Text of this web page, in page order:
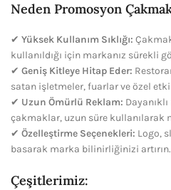
Neden Promosyon
✔ Yüksek Kullanım Sıklığı:
kullanıldığı için markanız sürekli
✔ Geniş Kitleye Hitap Eder:
satan işletmeler, fuarlar ve özel
✔ Uzun Ömürlü Reklam:
çakmaklar, uzun süre kullanılarak
✔ Özelleştirme Seçenekleri: Logo,
basarak marka bilinirliğinizi artırın.
Çeşitlerimiz: